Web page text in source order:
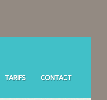
TARIFS CONTACT